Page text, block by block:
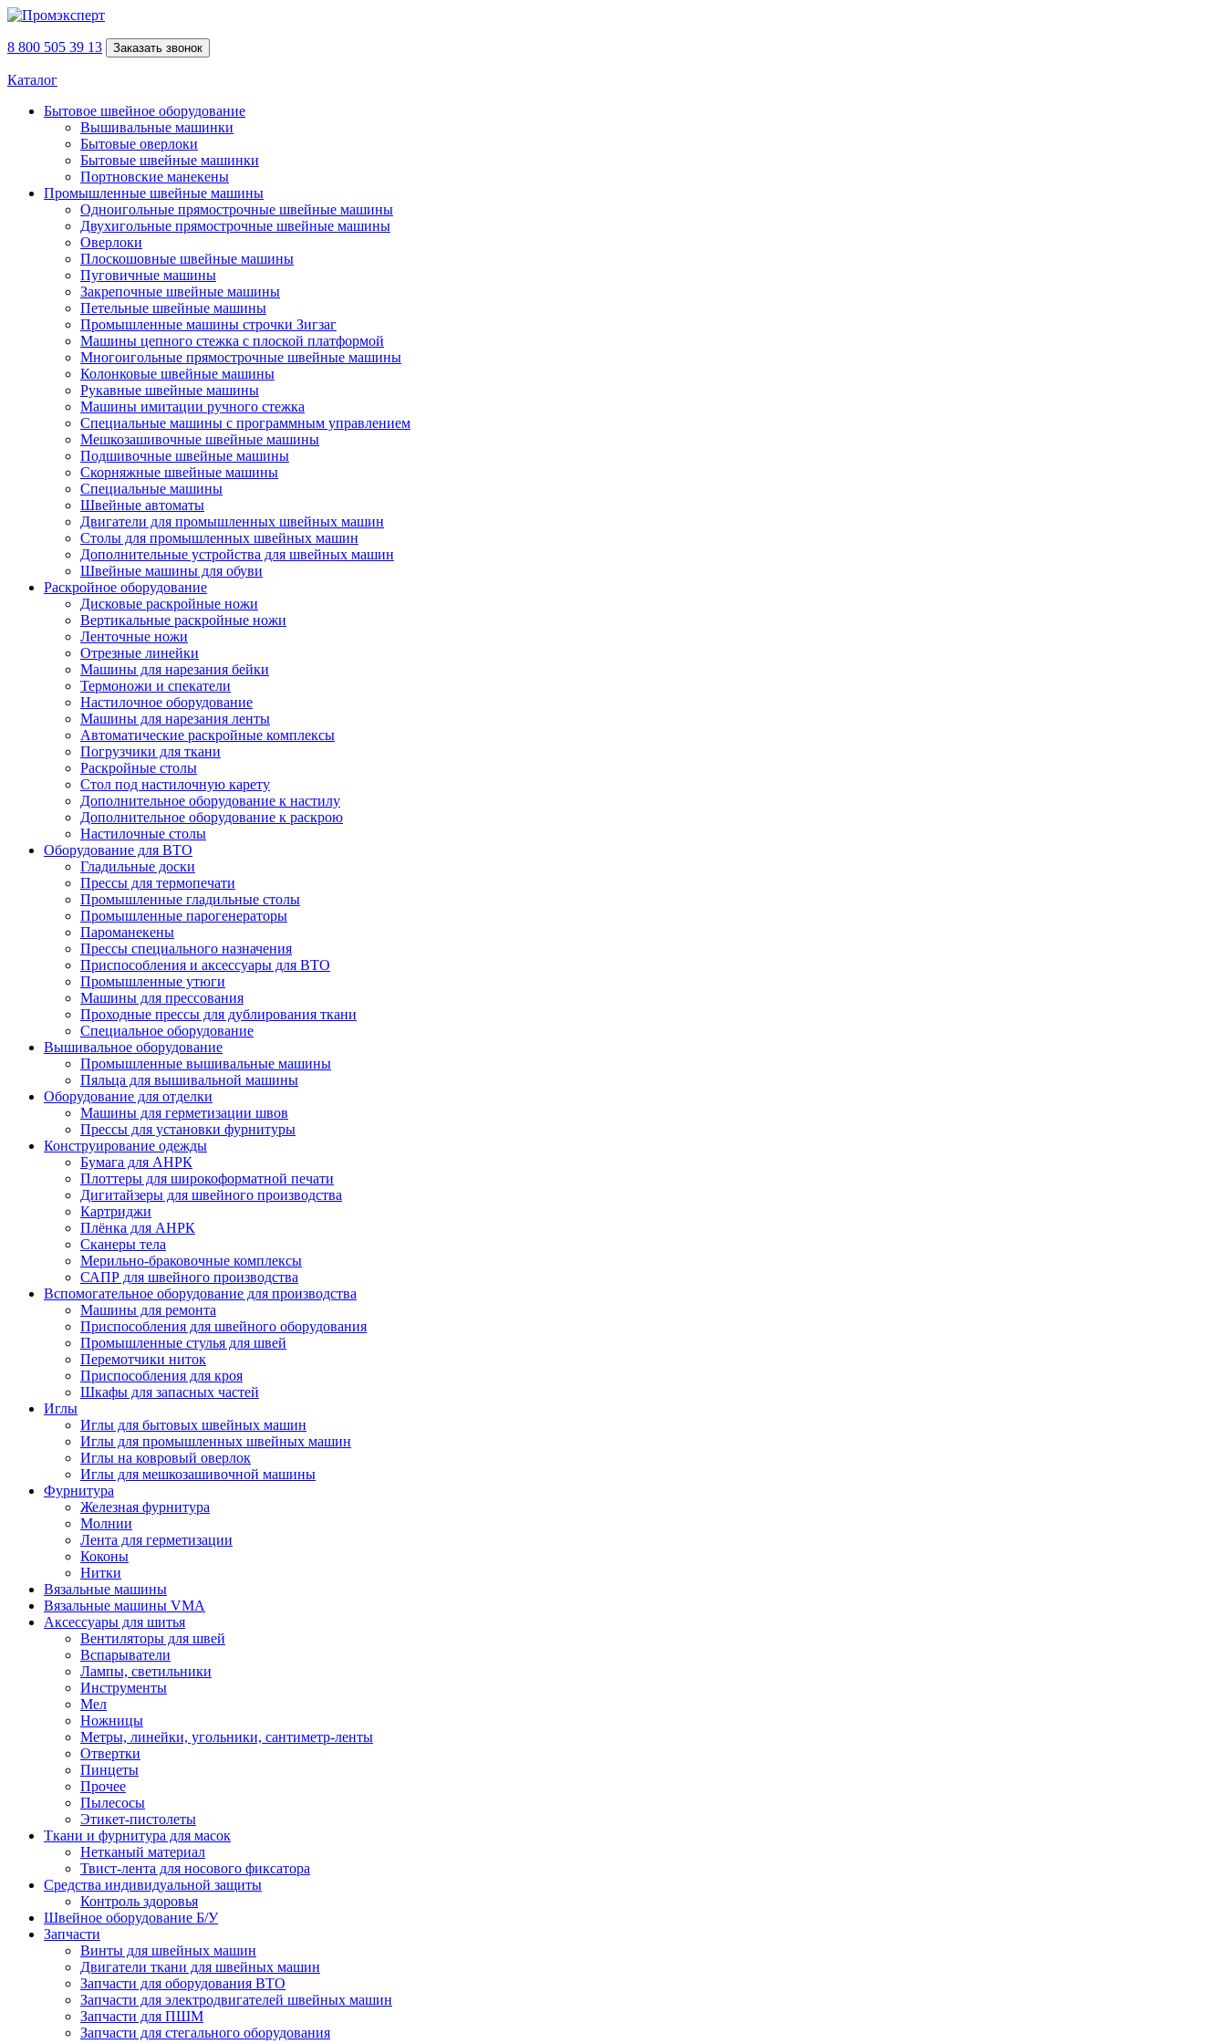
8 800 505 39 13 Заказать звонок
Каталог
Бытовое швейное оборудование
Вышивальные машинки
Бытовые оверлоки
Бытовые швейные машинки
Портновские манекены
Промышленные швейные машины
Одноигольные прямострочные швейные машины
Двухигольные прямострочные швейные машины
Оверлоки
Плоскошовные швейные машины
Пуговичные машины
Закрепочные швейные машины
Петельные швейные машины
Промышленные машины строчки Зигзаг
Машины цепного стежка с плоской платформой
Многоигольные прямострочные швейные машины
Колонковые швейные машины
Рукавные швейные машины
Машины имитации ручного стежка
Специальные машины с программным управлением
Мешкозашивочные швейные машины
Подшивочные швейные машины
Скорняжные швейные машины
Специальные машины
Швейные автоматы
Двигатели для промышленных швейных машин
Столы для промышленных швейных машин
Дополнительные устройства для швейных машин
Швейные машины для обуви
Раскройное оборудование
Дисковые раскройные ножи
Вертикальные раскройные ножи
Ленточные ножи
Отрезные линейки
Машины для нарезания бейки
Термоножи и спекатели
Настилочное оборудование
Машины для нарезания ленты
Автоматические раскройные комплексы
Погрузчики для ткани
Раскройные столы
Стол под настилочную карету
Дополнительное оборудование к настилу
Дополнительное оборудование к раскрою
Настилочные столы
Оборудование для ВТО
Гладильные доски
Прессы для термопечати
Промышленные гладильные столы
Промышленные парогенераторы
Пароманекены
Прессы специального назначения
Приспособления и аксессуары для ВТО
Промышленные утюги
Машины для прессования
Проходные прессы для дублирования ткани
Специальное оборудование
Вышивальное оборудование
Промышленные вышивальные машины
Пяльца для вышивальной машины
Оборудование для отделки
Машины для герметизации швов
Прессы для установки фурнитуры
Конструирование одежды
Бумага для АНРК
Плоттеры для широкоформатной печати
Дигитайзеры для швейного производства
Картриджи
Плёнка для АНРК
Сканеры тела
Мерильно-браковочные комплексы
САПР для швейного производства
Вспомогательное оборудование для производства
Машины для ремонта
Приспособления для швейного оборудования
Промышленные стулья для швей
Перемотчики ниток
Приспособления для кроя
Шкафы для запасных частей
Иглы
Иглы для бытовых швейных машин
Иглы для промышленных швейных машин
Иглы на ковровый оверлок
Иглы для мешкозашивочной машины
Фурнитура
Железная фурнитура
Молнии
Лента для герметизации
Коконы
Нитки
Вязальные машины
Вязальные машины VMA
Аксессуары для шитья
Вентиляторы для швей
Вспарыватели
Лампы, светильники
Инструменты
Мел
Ножницы
Метры, линейки, угольники, сантиметр-ленты
Отвертки
Пинцеты
Прочее
Пылесосы
Этикет-пистолеты
Ткани и фурнитура для масок
Нетканый материал
Твист-лента для носового фиксатора
Средства индивидуальной защиты
Контроль здоровья
Швейное оборудование Б/У
Запчасти
Винты для швейных машин
Двигатели ткани для швейных машин
Запчасти для оборудования ВТО
Запчасти для электродвигателей швейных машин
Запчасти для ПШМ
Запчасти для стегального оборудования